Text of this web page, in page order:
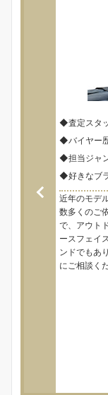
◆査定スタ
◆バイヤー
◆担当ジャ
◆好きなブ
近年のモデ
数多くのご
で、アウト
ースフェイ
ンドでもあ
にご相談く